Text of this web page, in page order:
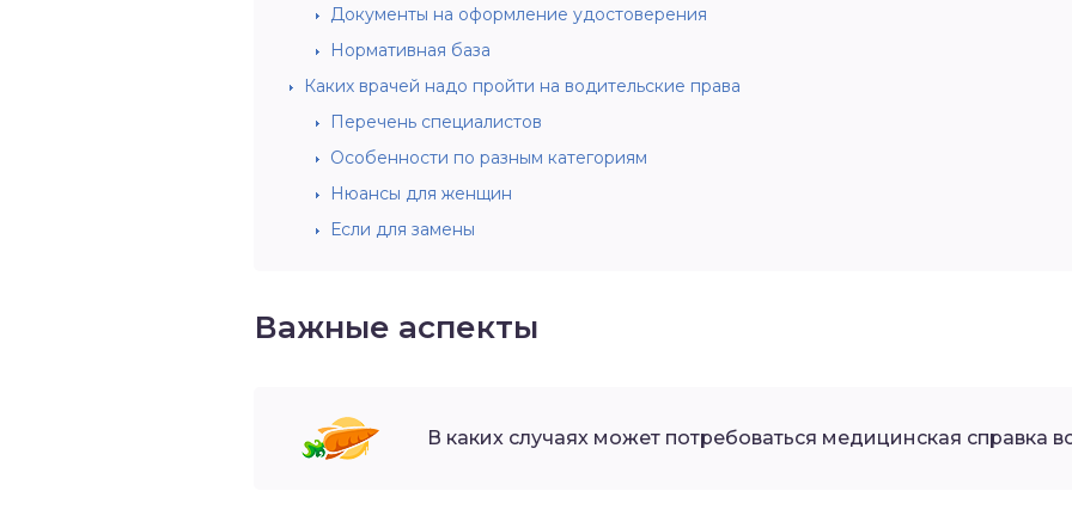
Документы на оформление удостоверения
Нормативная база
Каких врачей надо пройти на водительские права
Перечень специалистов
Особенности по разным категориям
Нюансы для женщин
Если для замены
Важные аспекты
В каких случаях может потребоваться медицинская справка